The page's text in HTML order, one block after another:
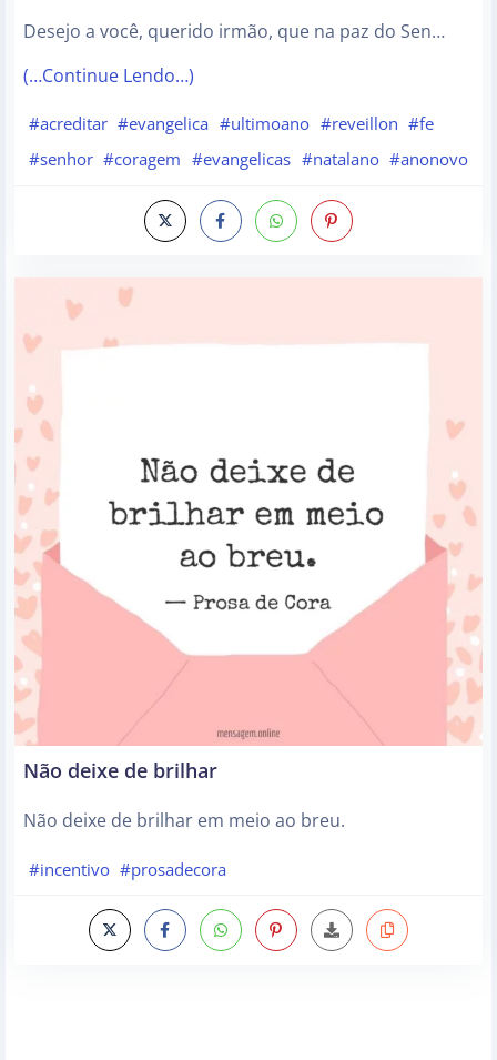
Desejo a você, querido irmão, que na paz do Sen…
(…Continue Lendo…)
#acreditar #evangelica #ultimoano #reveillon #fe
#senhor #coragem #evangelicas #natalano #anonovo
Não deixe de brilhar
Não deixe de brilhar em meio ao breu.
#incentivo #prosadecora